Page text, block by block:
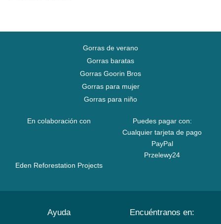
Gorras de verano
Gorras baratas
Gorras Goorin Bros
Gorras para mujer
Gorras para niño
En colaboración con
Eden Reforestation Projects
Puedes pagar con:
Cualquier tarjeta de pago
PayPal
Przelewy24
Ayuda Encuéntranos en: